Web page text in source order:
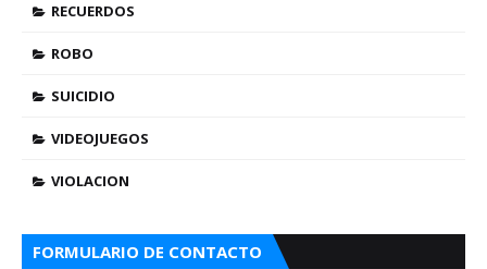
RECUERDOS
ROBO
SUICIDIO
VIDEOJUEGOS
VIOLACION
FORMULARIO DE CONTACTO